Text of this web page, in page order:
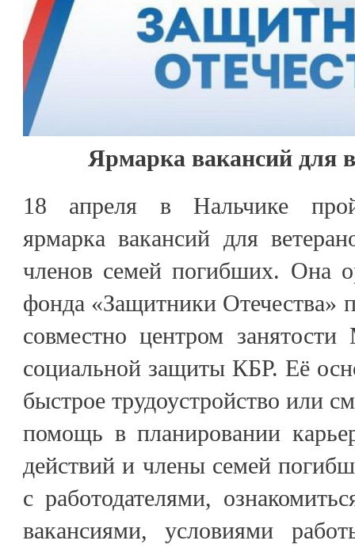
Ярмарка вакансий
18 апреля в Нальчике
ярмарка вакансий для
членов семей погибших. Она
фонда «Защитники Отечества»
совместно центром
социальной защиты КБР. Её
быстрое трудоустройство или
помощь в планировании
действий и члены семей
с работодателями,
вакансиями, условиями